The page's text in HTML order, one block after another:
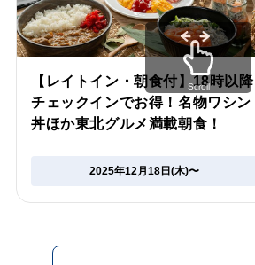
【レイトイン・朝食付】18時以降
チェックインでお得！名物ワシン
丼ほか東北グルメ満載朝食！
2025年12月18日(木)〜
Scroll